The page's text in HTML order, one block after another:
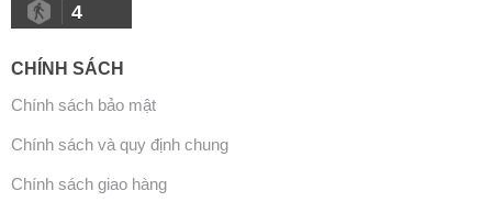
4
CHÍNH SÁCH
Chính sách bảo mật
Chính sách và quy định chung
Chính sách giao hàng